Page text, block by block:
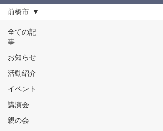
全ての記
事
お知らせ
活動紹介
イベント
講演会
親の会
前橋市